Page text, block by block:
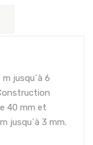
jusqu´à 6
40 mm et
jusqu´à 3 mm.